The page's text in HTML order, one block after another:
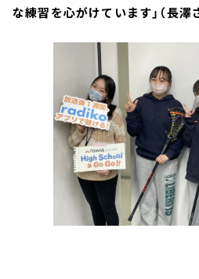
な練習を心がけています」（長澤